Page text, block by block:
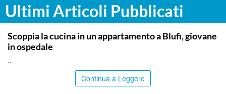
Ultimi Articoli Pubblicati
PALERMO
Scoppia la cucina in un appartamento a Blufi, giovane
in ospedale
..
Continua a Leggere